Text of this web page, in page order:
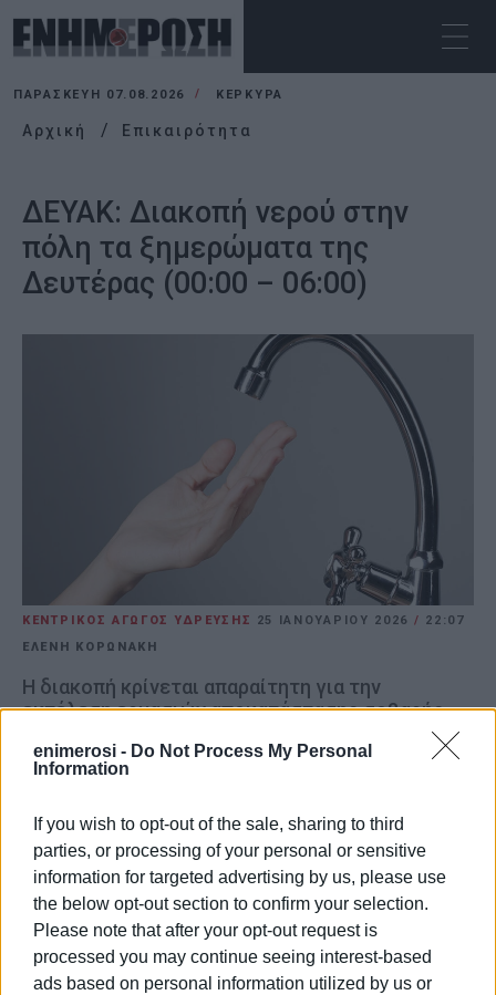
enimerosi - Do Not Process My Personal
Information
If you wish to opt-out of the sale, sharing to third
parties, or processing of your personal or sensitive
information for targeted advertising by us, please use
the below opt-out section to confirm your selection.
Please note that after your opt-out request is
processed you may continue seeing interest-based
ads based on personal information utilized by us or
ΠΑΡΑΣΚΕΥΉ 07.08.2026 ΚΕΡΚΥΡΑ
Αρχική Επικαιρότητα
ΔΕΥΑΚ: Διακοπή νερού στην
πόλη τα ξημερώματα της
Δευτέρας (00:00 – 06:00)
ΚΕΝΤΡΙΚΟΣ ΑΓΩΓΟΣ ΥΔΡΕΥΣΗΣ 25 ΙΑΝΟΥΑΡΊΟΥ 2026 / 22:07
ΕΛΕΝΗ ΚΟΡΩΝΑΚΗ
Η διακοπή κρίνεται απαραίτητη για την
εκτέλεση εργασιών αποκατάστασης σοβαρής
από τις 00:00 έως τις 06:00, θα σημειωθεί διακοπή
υδροδότησης σε όλη την πόλη της Κέρκυρας.
Η διακοπή κρίνεται απαραίτητη για την εκτέλεση
εργασιών αποκατάστασης σοβαρής βλάβης στον
κεντρικό αγωγό ύδρευσης.